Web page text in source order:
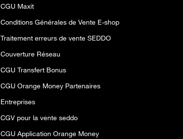
CGU Maxit
Conditions Générales de Vente E-shop
Traitement erreurs de vente SEDDO
Couverture Réseau
CGU Transfert Bonus
CGU Orange Money Partenaires
Entreprises
CGV pour la vente seddo
CGU Application Orange Money